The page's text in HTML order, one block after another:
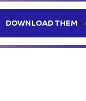
DOWNLOAD THEM